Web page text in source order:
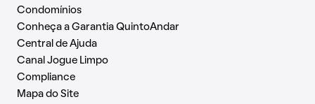
Condomínios
Conheça a Garantia QuintoAndar
Central de Ajuda
Canal Jogue Limpo
Compliance
Mapa do Site